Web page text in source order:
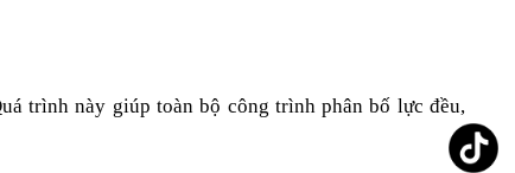
trình này giúp toàn bộ công trình phân bố lực đều,